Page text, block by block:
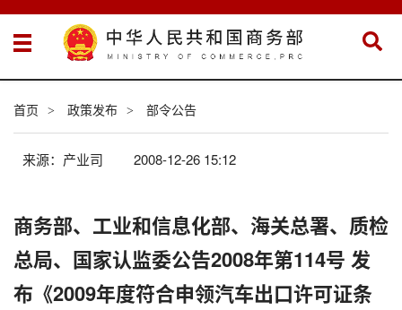
首页 > 政策发布 > 部令公告
来源：产业司 2008-12-26 15:12
商务部、工业和信息化部、海关总署、质检
总局、国家认监委公告2008年第114号 发
布《2009年度符合申领汽车出口许可证条